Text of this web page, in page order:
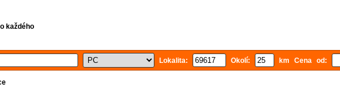
každého
Lokalita: Okolí: km Cena od: